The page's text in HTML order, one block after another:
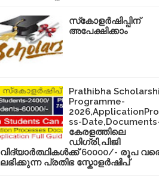
സ്‌കോളർഷിപ്പിന്
അപേക്ഷിക്കാം
Prathibha
Programme-
ss-
കേരളത്തിലെ
ഡിഗ്രി,പിജി
വിദ്യാർത്ഥികൾക്ക് 60000/- രൂപ
ലഭിക്കുന്ന പ്രതിഭ സ്കോളർഷിപ്